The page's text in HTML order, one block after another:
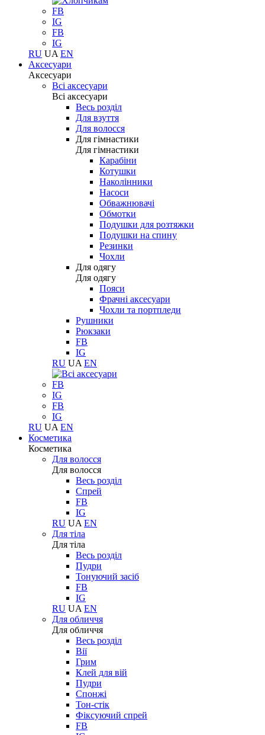
FB
IG
FB
IG
RU UA EN
Аксесуари
Аксесуари
Всі аксесуари
Всі аксесуари
Весь розділ
Для взуття
Для волосся
Для гімнастики
Для гімнастики
Карабіни
Котушки
Наколінники
Насоси
Обважнювачі
Обмотки
Подушки для розтяжки
Подушки на спину
Резинки
Чохли
Для одягу
Для одягу
Пояси
Фрачні аксесуари
Чохли та портпледи
Рушники
Рюкзаки
FB
IG
RU UA EN
FB
IG
FB
IG
RU UA EN
Косметика
Косметика
Для волосся
Для волосся
Весь розділ
Спрей
FB
IG
RU UA EN
Для тіла
Для тіла
Весь розділ
Пудри
Тонуючий засіб
FB
IG
RU UA EN
Для обличчя
Для обличчя
Весь розділ
Вії
Грим
Клей для вій
Пудри
Спонжі
Тон-стік
Фіксуючий спрей
FB